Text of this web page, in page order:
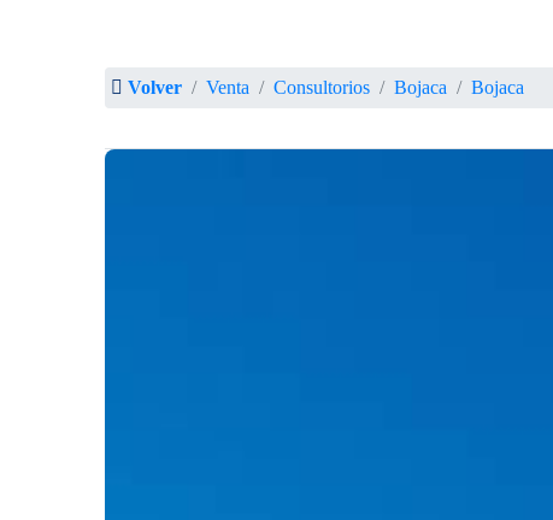
Volver Venta Consultorios Bojaca Bojaca